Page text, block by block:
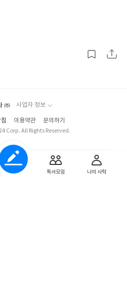
만들어낸 여운. 이 독특한 공기야
다. 마치 한여름에 베어 문 멜론처럼
고 싶고, 익숙한 세계를 다르게 비
독서모임 나의 사락
㈜ 사업자 정보
이용약관
문의하기
Corp. All Rights Reserved.